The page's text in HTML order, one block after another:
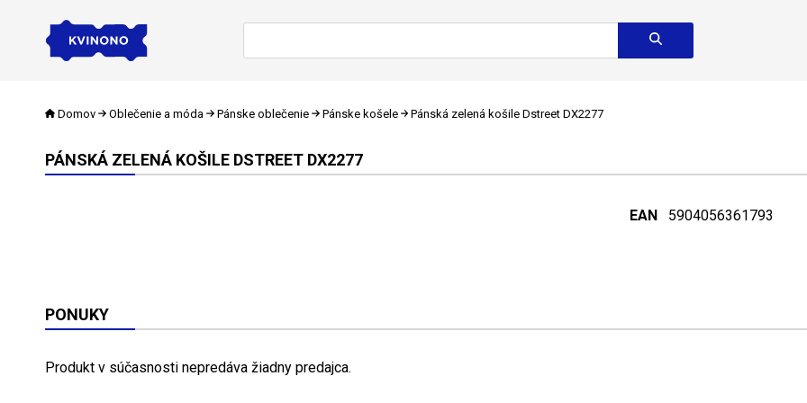
Domov Oblečenie a móda Pánske oblečenie Pánske košele Pánská zelená košile Dstreet DX2277
PÁNSKÁ ZELENÁ KOŠILE DSTREET DX2277
EAN 5904056361793
PONUKY
Produkt v súčasnosti nepredáva žiadny predajca.